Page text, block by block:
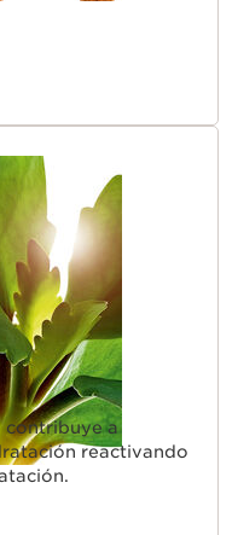
contribuye a
reactivando